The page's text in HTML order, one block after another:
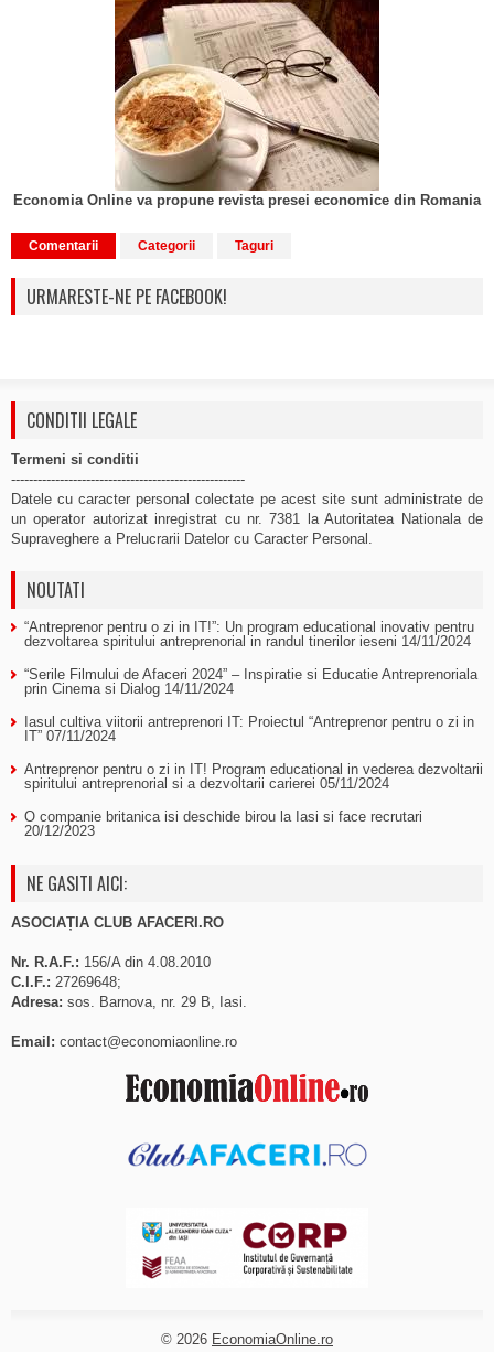
Economia Online va propune revista presei economice din Romania
Comentarii Categorii Taguri
URMARESTE-NE PE FACEBOOK!
CONDITII LEGALE
Termeni si conditii
-----------------------------------------------------
Datele cu caracter personal colectate pe acest site sunt administrate de
un operator autorizat inregistrat cu nr. 7381 la Autoritatea Nationala de
Supraveghere a Prelucrarii Datelor cu Caracter Personal.
NOUTATI
“Antreprenor pentru o zi in IT!”: Un program educational inovativ pentru
dezvoltarea spiritului antreprenorial in randul tinerilor ieseni 14/11/2024
“Serile Filmului de Afaceri 2024” – Inspiratie si Educatie Antreprenoriala
prin Cinema si Dialog 14/11/2024
Iasul cultiva viitorii antreprenori IT: Proiectul “Antreprenor pentru o zi in
IT” 07/11/2024
Antreprenor pentru o zi in IT! Program educational in vederea dezvoltarii
spiritului antreprenorial si a dezvoltarii carierei 05/11/2024
O companie britanica isi deschide birou la Iasi si face recrutari
20/12/2023
NE GASITI AICI:
ASOCIAȚIA CLUB AFACERI.RO
Nr. R.A.F.: 156/A din 4.08.2010
C.I.F.: 27269648;
Adresa: sos. Barnova, nr. 29 B, Iasi.
Email: contact@economiaonline.ro
© 2026 EconomiaOnline.ro